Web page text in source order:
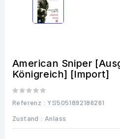
American Sniper
Königreich] [Import]
Referenz : YS5051892186261
Zustand : Anlass